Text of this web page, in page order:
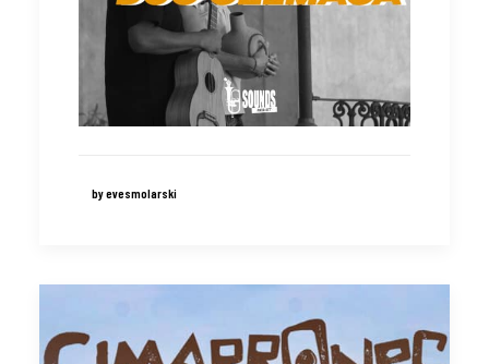
by evesmolarski